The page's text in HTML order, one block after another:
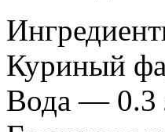
Куриный
Вода — 0.3